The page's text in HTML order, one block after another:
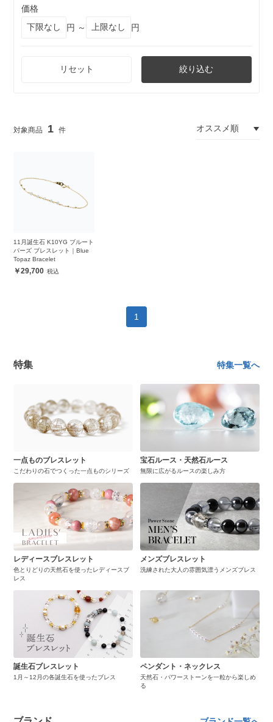
価格
円 ～
円
リセット 絞り込む
1
11月誕生石 K10YG ブルート
パーズ ブレスレット｜Blue
Topaz Bracelet
29,700
1
特集 特集一覧へ
一点ものブレスレット
こだわりの石でつくった一点ものシリーズ
宝石ルース・天然石ルース
無限に広がるルースの楽しみ方
レディースブレスレット
色とりどりの天然石を使ったレディースブ
レス
メンズブレスレット
洗練された大人の雰囲気漂うメンズブレス
誕生石ブレスレット
1月～12月の各誕生石を使ったブレス
ペンダント・ネックレス
天然石・パワーストーンを一粒から楽しめ
る